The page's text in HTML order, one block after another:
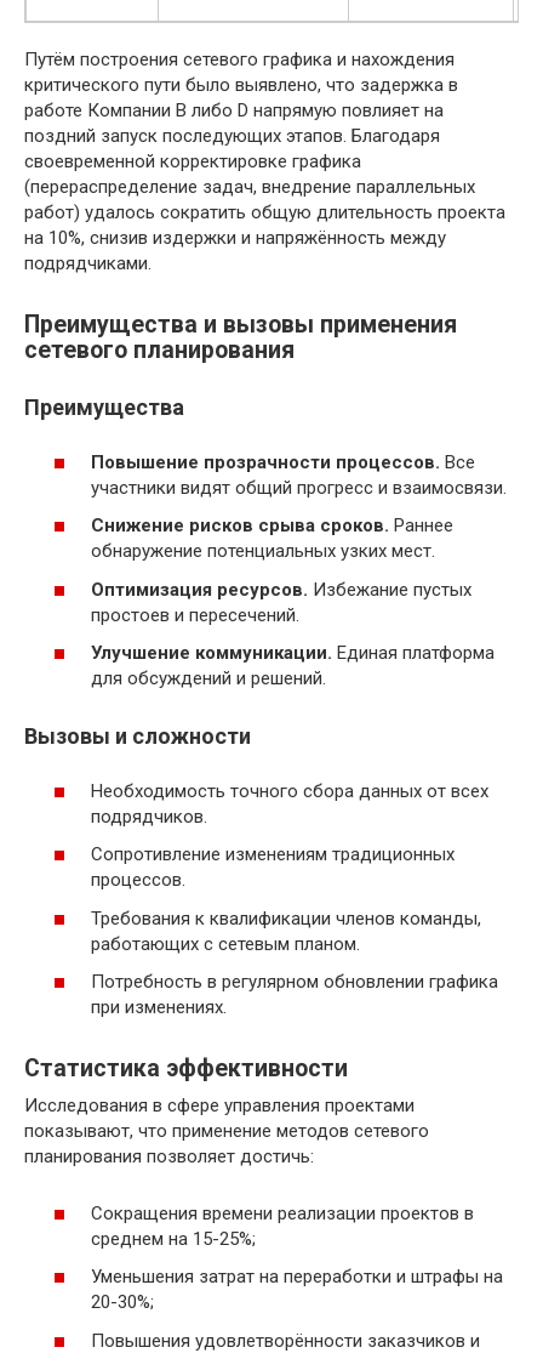
Путём построения сетевого графика и нахождения
критического пути было выявлено, что задержка в
работе Компании B либо D напрямую повлияет на
поздний запуск последующих этапов. Благодаря
своевременной корректировке графика
(перераспределение задач, внедрение параллельных
работ) удалось сократить общую длительность проекта
на 10%, снизив издержки и напряжённость между
подрядчиками.
Преимущества и вызовы применения
сетевого планирования
Преимущества
Повышение прозрачности процессов. Все
участники видят общий прогресс и взаимосвязи.
Снижение рисков срыва сроков. Раннее
обнаружение потенциальных узких мест.
Оптимизация ресурсов. Избежание пустых
простоев и пересечений.
Улучшение коммуникации. Единая платформа
для обсуждений и решений.
Вызовы и сложности
Необходимость точного сбора данных от всех
подрядчиков.
Сопротивление изменениям традиционных
процессов.
Требования к квалификации членов команды,
работающих с сетевым планом.
Потребность в регулярном обновлении графика
при изменениях.
Статистика эффективности
Исследования в сфере управления проектами
показывают, что применение методов сетевого
планирования позволяет достичь:
Сокращения времени реализации проектов в
среднем на 15-25%;
Уменьшения затрат на переработки и штрафы на
20-30%;
Повышения удовлетворённости заказчиков и